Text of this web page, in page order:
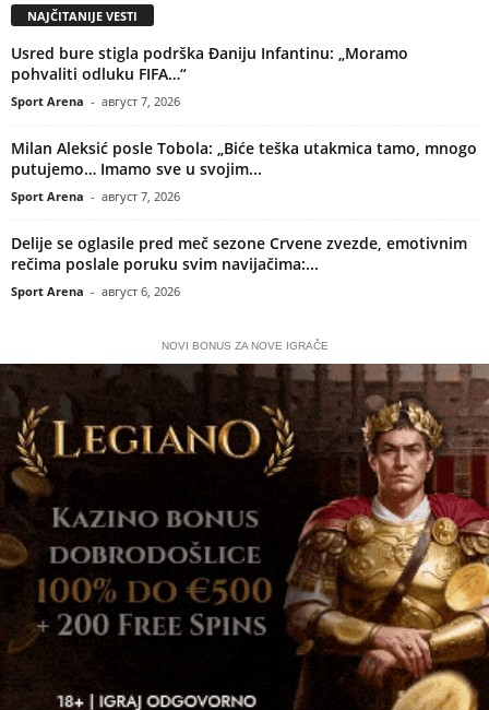
NAJČITANIJE VESTI
Usred bure stigla podrška Đaniju Infantinu: „Moramo
pohvaliti odluku FIFA…“
Sport Arena - август 7, 2026
Milan Aleksić posle Tobola: „Biće teška utakmica tamo, mnogo
putujemo… Imamo sve u svojim...
Sport Arena - август 7, 2026
Delije se oglasile pred meč sezone Crvene zvezde, emotivnim
rečima poslale poruku svim navijačima:...
Sport Arena - август 6, 2026
NOVI BONUS ZA NOVE IGRAČE